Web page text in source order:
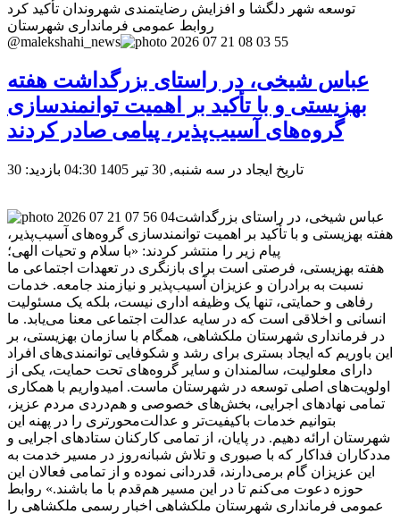
توسعه شهر دلگشا و افزایش رضایتمندی شهروندان تأکید کرد
روابط عمومی فرمانداری شهرستان
@malekshahi_news
عباس شیخی، در راستای بزرگداشت هفته
بهزیستی و با تأکید بر اهمیت توانمندسازی
گروه‌های آسیب‌پذیر، پیامی صادر کردند
تاریخ ایجاد در سه شنبه, 30 تیر 1405 04:30 بازدید: 30
عباس شیخی، در راستای بزرگداشت
هفته بهزیستی و با تأکید بر اهمیت توانمندسازی گروه‌های آسیب‌پذیر،
پیام زیر را منتشر کردند: «با سلام و تحیات الهی؛
هفته بهزیستی، فرصتی است برای بازنگری در تعهدات اجتماعی ما
نسبت به برادران و عزیزان آسیب‌پذیر و نیازمند جامعه. خدمات
رفاهی و حمایتی، تنها یک وظیفه اداری نیست، بلکه یک مسئولیت
انسانی و اخلاقی است که در سایه عدالت اجتماعی معنا می‌یابد. ما
در فرمانداری شهرستان ملکشاهی، همگام با سازمان بهزیستی، بر
این باوریم که ایجاد بستری برای رشد و شکوفایی توانمندی‌های افراد
دارای معلولیت، سالمندان و سایر گروه‌های تحت حمایت، یکی از
اولویت‌های اصلی توسعه در شهرستان ماست. امیدواریم با همکاری
تمامی نهادهای اجرایی، بخش‌های خصوصی و هم‌دردی مردم عزیز،
بتوانیم خدمات باکیفیت‌تر و عدالت‌محورتری را در پهنه این
شهرستان ارائه دهیم. در پایان، از تمامی کارکنان ستادهای اجرایی و
مددکاران فداکار که با صبوری و تلاش شبانه‌روز در مسیر خدمت به
این عزیزان گام برمی‌دارند، قدردانی نموده و از تمامی فعالان این
حوزه دعوت می‌کنم تا در این مسیر هم‌قدم با ما باشند.» روابط
عمومی فرمانداری شهرستان ملکشاهی اخبار رسمی ملکشاهی را